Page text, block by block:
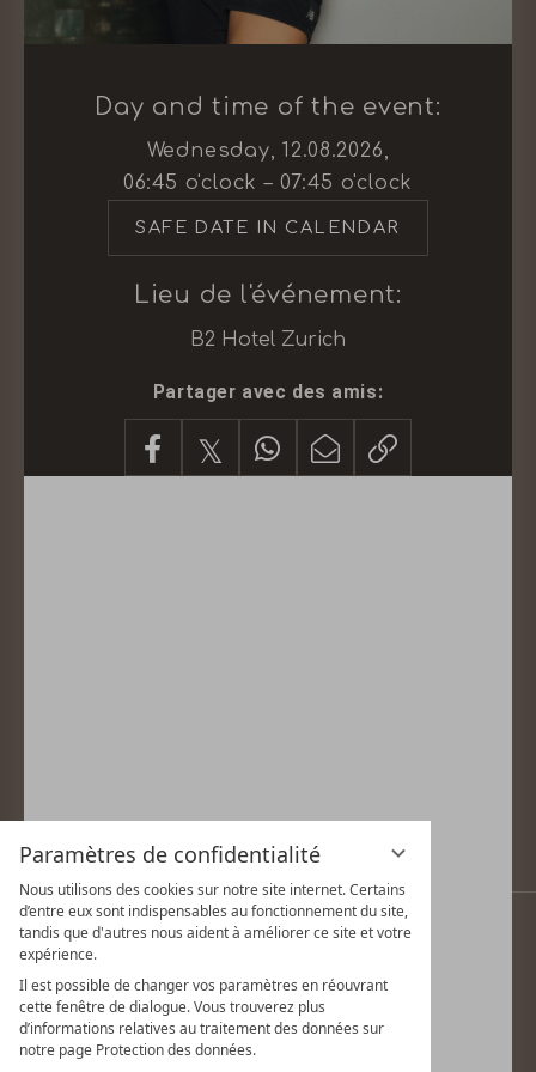
Paramètres de confidentialité
Nous utilisons des cookies sur notre site internet. Certains
d’entre eux sont indispensables au fonctionnement du site,
tandis que d'autres nous aident à améliorer ce site et votre
expérience.
Il est possible de changer vos paramètres en réouvrant
cette fenêtre de dialogue. Vous trouverez plus
d’informations relatives au traitement des données sur
notre page Protection des données.
Day and time of the event:
Wednesday, 12.08.2026,
06:45 o'clock – 07:45 o'clock
SAFE DATE IN CALENDAR
Lieu de l'événement:
B2 Hotel Zurich
Partager avec des amis:
CH-8002 ZÜRICH
+41 44 567 67 68
THEGOOD LINKS
JOBS
GDS CODES
CGV
PARAMÈTRES DE CONFIDENTIALITÉ
INFORMATIONS SUR LA PROTECTION DES
DONNÉES